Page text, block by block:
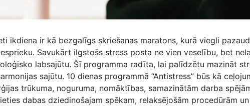
ikdiena ir kā bezgalīgs skriešanas maratons, kurā viegli
Savukārt ilgstošs stress posta ne vien veselību, bet
labsajūtu. Šī programma radīta, lai palīdzētu mazināt
sajūtu. 10 dienas programmā “Antistress” būs kā
trūkuma, noguruma, nomāktības, samazinātām darba
dabas dziedinošajam spēkam, relaksējošām procedūrām